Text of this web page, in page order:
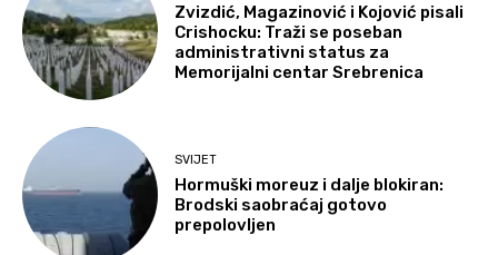
Zvizdić, Magazinović i Kojović pisali
Crishocku: Traži se poseban
administrativni status za
Memorijalni centar Srebrenica
SVIJET
Hormuški moreuz i dalje blokiran:
Brodski saobraćaj gotovo
prepolovljen